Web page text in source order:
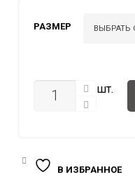
РАЗМЕР
КОЛИЧЕСТВО шт.
В ИЗБРАННОЕ